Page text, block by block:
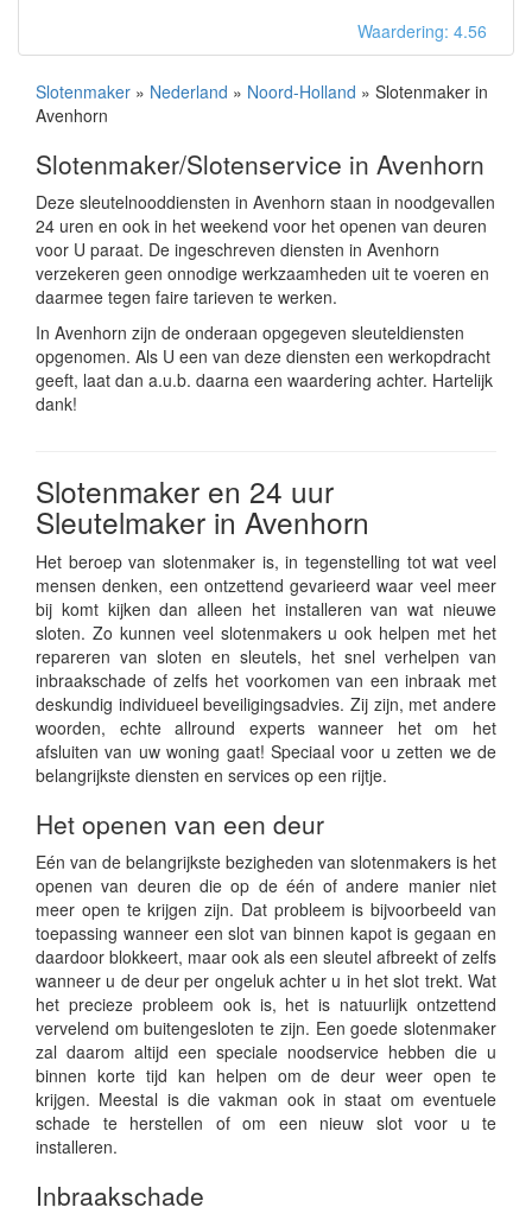
Waardering: 4.56
Slotenmaker » Nederland » Noord-Holland » Slotenmaker in
Avenhorn
Slotenmaker/Slotenservice in Avenhorn
Deze sleutelnooddiensten in Avenhorn staan in noodgevallen
24 uren en ook in het weekend voor het openen van deuren
voor U paraat. De ingeschreven diensten in Avenhorn
verzekeren geen onnodige werkzaamheden uit te voeren en
daarmee tegen faire tarieven te werken.
In Avenhorn zijn de onderaan opgegeven sleuteldiensten
opgenomen. Als U een van deze diensten een werkopdracht
geeft, laat dan a.u.b. daarna een waardering achter. Hartelijk
dank!
Slotenmaker en 24 uur
Sleutelmaker in Avenhorn
Het beroep van slotenmaker is, in tegenstelling tot wat veel
mensen denken, een ontzettend gevarieerd waar veel meer
bij komt kijken dan alleen het installeren van wat nieuwe
sloten. Zo kunnen veel slotenmakers u ook helpen met het
repareren van sloten en sleutels, het snel verhelpen van
inbraakschade of zelfs het voorkomen van een inbraak met
deskundig individueel beveiligingsadvies. Zij zijn, met andere
woorden, echte allround experts wanneer het om het
afsluiten van uw woning gaat! Speciaal voor u zetten we de
belangrijkste diensten en services op een rijtje.
Het openen van een deur
Eén van de belangrijkste bezigheden van slotenmakers is het
openen van deuren die op de één of andere manier niet
meer open te krijgen zijn. Dat probleem is bijvoorbeeld van
toepassing wanneer een slot van binnen kapot is gegaan en
daardoor blokkeert, maar ook als een sleutel afbreekt of zelfs
wanneer u de deur per ongeluk achter u in het slot trekt. Wat
het precieze probleem ook is, het is natuurlijk ontzettend
vervelend om buitengesloten te zijn. Een goede slotenmaker
zal daarom altijd een speciale noodservice hebben die u
binnen korte tijd kan helpen om de deur weer open te
krijgen. Meestal is die vakman ook in staat om eventuele
schade te herstellen of om een nieuw slot voor u te
installeren.
Inbraakschade